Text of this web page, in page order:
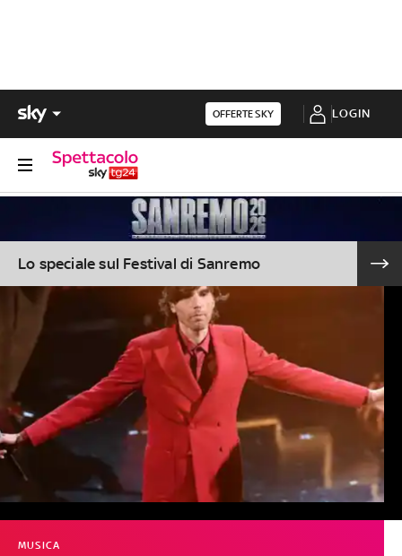
OFFERTE SKY LOGIN
Lo speciale sul Festival di Sanremo
MUSICA